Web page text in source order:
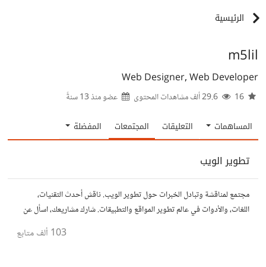
الرئيسية
m5lil
Web Designer, Web Developer
عضو منذ13 سنةً
المساهمات التعليقات المجتمعات المفضلة
تطوير الويب
مجتمع لمناقشة وتبادل الخبرات حول تطوير الويب. ناقش أحدث التقنيات،
اللغات، والأدوات في عالم تطوير المواقع والتطبيقات. شارك مشاريعك، اسأل عن
103 ألف متابع